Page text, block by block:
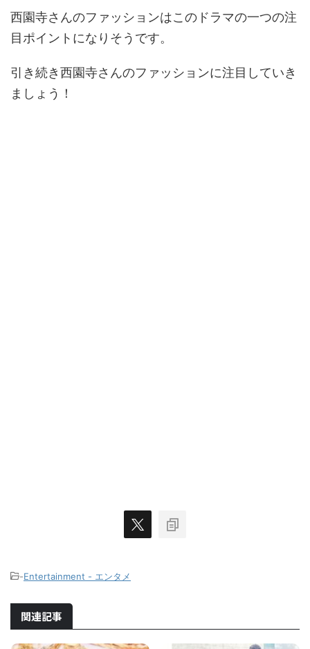
西園寺さんのファッションはこのドラマの一つの注
目ポイントになりそうです。
引き続き西園寺さんのファッションに注目していき
ましょう！
-Entertainment - エンタメ
関連記事